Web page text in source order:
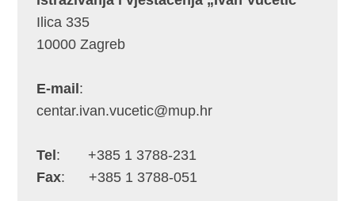
Ilica 335
10000 Zagreb
E-mail:
centar.ivan.vucetic@mup.hr
Tel: +385 1 3788-231
Fax: +385 1 3788-051